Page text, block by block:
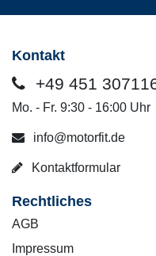
Kontakt
+49 451
Mo. - Fr. 9:30 - 16:00 Uhr
info@motorfit.de
Kontaktformular
Rechtliches
AGB
Impressum